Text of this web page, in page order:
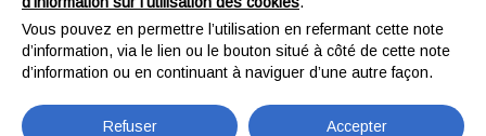
MONKEY BELT 4.0
MONKEY BELT 4.0
Vous pouvez en permettre l’utilisation en refermant cette note
d’information, via le lien ou le bouton situé à côté de cette note
d’information ou en continuant à naviguer d’une autre façon.
Refuser Accepter